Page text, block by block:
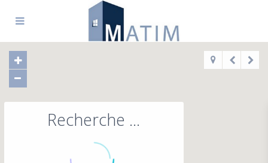
Recherche ...